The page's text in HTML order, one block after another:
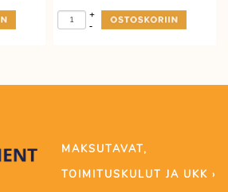
-
+
MAKSUTAVAT,
TOIMITUSKULUT JA UKK ›